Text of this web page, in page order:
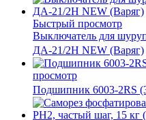
Быстрый просмотр
Выключатель для
ДА-21/2Н NEW (Варяг)
просмотр
Подшипник 6003-2RS